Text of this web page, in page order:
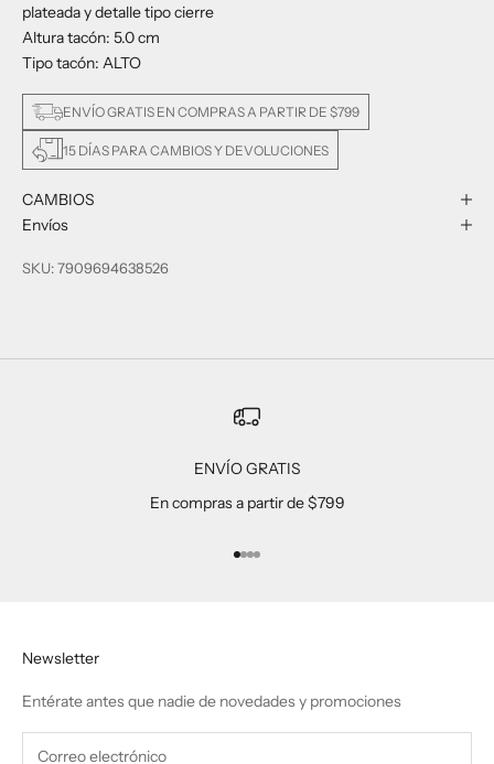
plateada y detalle tipo cierre
Altura tacón: 5.0 cm
Tipo tacón: ALTO
ENVÍO GRATIS EN COMPRAS A PARTIR DE $799
15 DÍAS PARA CAMBIOS Y DEVOLUCIONES
CAMBIOS
Envíos
SKU: 7909694638526
ENVÍO GRATIS
En compras a partir de $799
Ir al artículo 1
Ir al artículo 2
Ir al artículo 3
Ir al artículo 4
Newsletter
Entérate antes que nadie de novedades y promociones